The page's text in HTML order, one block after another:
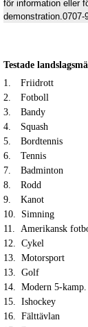
för information eller
demonstration.0707-
Testade
1.
Friidrott
2.
Fotboll
3.
Bandy
4.
Squash
5.
Bordtennis
6.
Tennis
7.
Badminton
8.
Rodd
9.
Kanot
10.
Simning
11.
Amerikansk
12.
Cykel
13. Motorsport
13.
Golf
14.
Modern 5-kamp.
15.
Ishockey
16.
Fälttävlan